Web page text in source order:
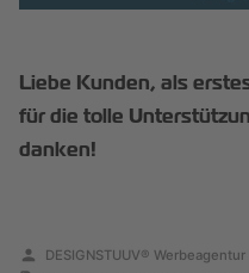
Liebe Kunden, als
für die tolle
danken!
DESIGNSTUUV® Werbeagentur